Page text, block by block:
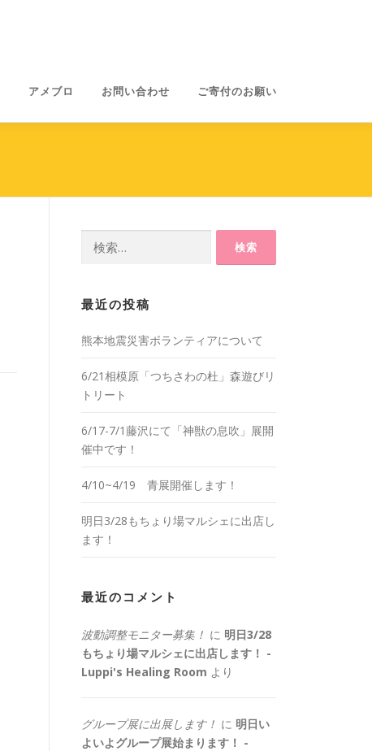
アメブロ お問い合わせ ご寄付のお願い
最近の投稿
熊本地震災害ボランティアについて
6/21相模原「つちさわの杜」森遊びリ
トリート
6/17-7/1藤沢にて「神獣の息吹」展開
催中です！
4/10~4/19 青展開催します！
明日3/28もちょり場マルシェに出店し
ます！
最近のコメント
波動調整モニター募集！ に 明日3/28
もちょり場マルシェに出店します！ -
Luppi's Healing Room より
グループ展に出展します！ に 明日い
よいよグループ展始まります！ -